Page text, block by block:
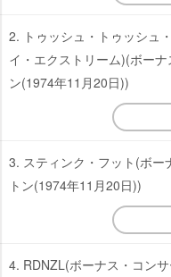
2. トゥッシュ・トゥッシュ
イ・エクストリーム)(ボー
ン(1974年11月20日))
3. スティンク・フット(ボー
トン(1974年11月20日))
4. RDNZL(ボーナス・コン